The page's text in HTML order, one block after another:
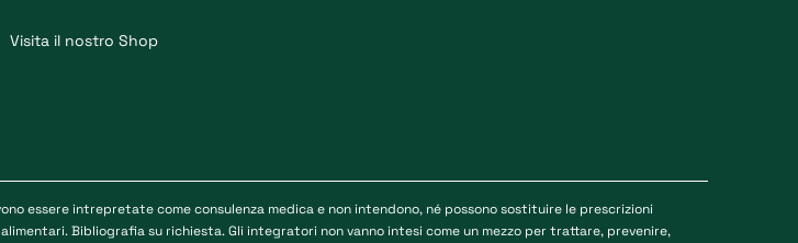
Visita il nostro Shop
essere intrepretate come consulenza medica e non intendono, né possono sostituire le prescrizioni
Bibliografia su richiesta. Gli integratori non vanno intesi come un mezzo per trattare, prevenire,